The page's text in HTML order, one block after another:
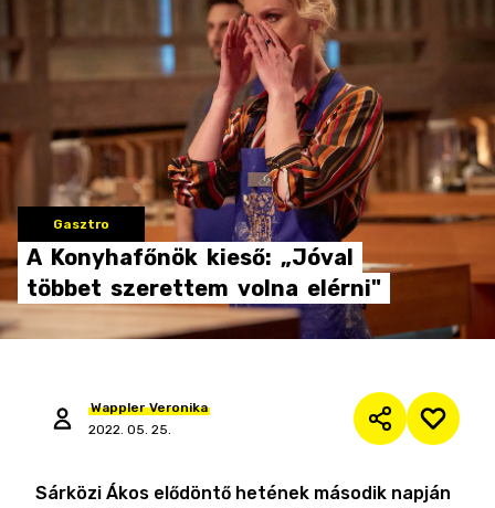
Gasztro
A Konyhafőnök kieső: „Jóval
többet szerettem volna elérni"
Wappler Veronika
2022. 05. 25.
Sárközi Ákos elődöntő hetének második napján